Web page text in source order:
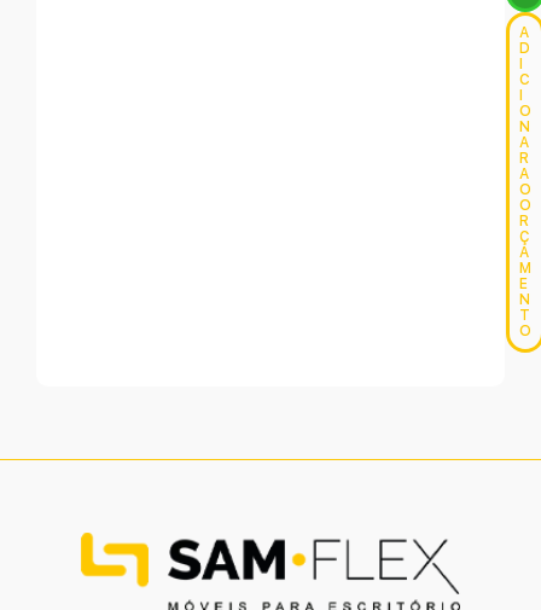
A
D
C
O
N
A
R
A
O
O
R
Ç
A
M
E
N
T
O